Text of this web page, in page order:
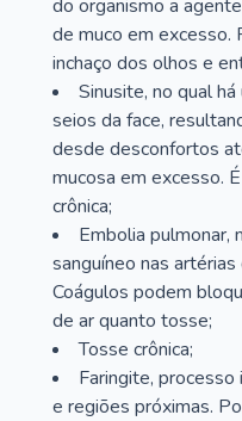
do organismo a
de muco em excesso.
inchaço dos olhos e
Sinusite, no qual
seios da face,
desde desconfortos
mucosa em excesso.
crônica;
Embolia pulmonar,
sanguíneo nas
Coágulos podem
de ar quanto tosse;
Tosse crônica;
Faringite,
e regiões próximas.